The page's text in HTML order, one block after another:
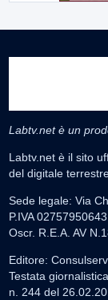
Labtv.net è un
Labtv.net è il sito
del digitale
Sede legale: Via
P.IVA 02757950643
Oscr. R.E.A. AV
Editore:
Testata
n. 244 del